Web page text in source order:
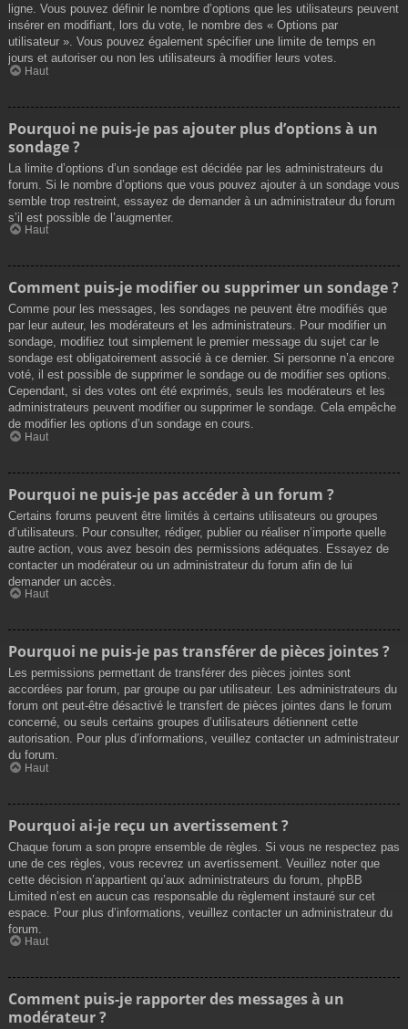
ligne. Vous pouvez définir le nombre d’options que les utilisateurs peuvent
insérer en modifiant, lors du vote, le nombre des « Options par
utilisateur ». Vous pouvez également spécifier une limite de temps en
jours et autoriser ou non les utilisateurs à modifier leurs votes.
Haut
Pourquoi ne puis-je pas ajouter plus d’options à un
sondage ?
La limite d’options d’un sondage est décidée par les administrateurs du
forum. Si le nombre d’options que vous pouvez ajouter à un sondage vous
semble trop restreint, essayez de demander à un administrateur du forum
s’il est possible de l’augmenter.
Haut
Comment puis-je modifier ou supprimer un sondage ?
Comme pour les messages, les sondages ne peuvent être modifiés que
par leur auteur, les modérateurs et les administrateurs. Pour modifier un
sondage, modifiez tout simplement le premier message du sujet car le
sondage est obligatoirement associé à ce dernier. Si personne n’a encore
voté, il est possible de supprimer le sondage ou de modifier ses options.
Cependant, si des votes ont été exprimés, seuls les modérateurs et les
administrateurs peuvent modifier ou supprimer le sondage. Cela empêche
de modifier les options d’un sondage en cours.
Haut
Pourquoi ne puis-je pas accéder à un forum ?
Certains forums peuvent être limités à certains utilisateurs ou groupes
d’utilisateurs. Pour consulter, rédiger, publier ou réaliser n’importe quelle
autre action, vous avez besoin des permissions adéquates. Essayez de
contacter un modérateur ou un administrateur du forum afin de lui
demander un accès.
Haut
Pourquoi ne puis-je pas transférer de pièces jointes ?
Les permissions permettant de transférer des pièces jointes sont
accordées par forum, par groupe ou par utilisateur. Les administrateurs du
forum ont peut-être désactivé le transfert de pièces jointes dans le forum
concerné, ou seuls certains groupes d’utilisateurs détiennent cette
autorisation. Pour plus d’informations, veuillez contacter un administrateur
du forum.
Haut
Pourquoi ai-je reçu un avertissement ?
Chaque forum a son propre ensemble de règles. Si vous ne respectez pas
une de ces règles, vous recevrez un avertissement. Veuillez noter que
cette décision n’appartient qu’aux administrateurs du forum, phpBB
Limited n’est en aucun cas responsable du règlement instauré sur cet
espace. Pour plus d’informations, veuillez contacter un administrateur du
forum.
Haut
Comment puis-je rapporter des messages à un
modérateur ?